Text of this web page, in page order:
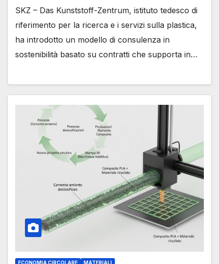
SKZ – Das Kunststoff-Zentrum, istituto tedesco di
riferimento per la ricerca e i servizi sulla plastica,
ha introdotto un modello di consulenza in
sostenibilità basato su contratti che supporta in…
ECONOMIA CIRCOLARE MATERIALI